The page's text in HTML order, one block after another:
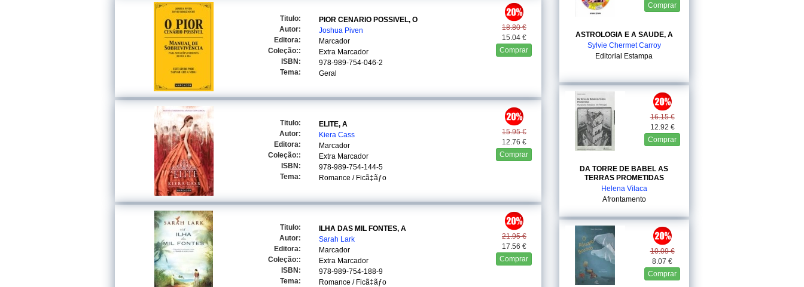
18.80 €
15.04 €
Comprar
Titulo:
PIOR CENARIO POSSIVEL, O
Autor:
Joshua Piven
Editora:
Marcador
Coleção::
Extra Marcador
ISBN:
978-989-754-046-2
Tema:
Geral
15.95 €
12.76 €
Comprar
Titulo:
ELITE, A
Autor:
Kiera Cass
Editora:
Marcador
Coleção::
Extra Marcador
ISBN:
978-989-754-144-5
Tema:
Romance / Ficã‡ãƒo
21.95 €
17.56 €
Comprar
Titulo:
ILHA DAS MIL FONTES, A
Autor:
Sarah Lark
Editora:
Marcador
Coleção::
Extra Marcador
ISBN:
978-989-754-188-9
Tema:
Romance / Ficã‡ãƒo
Comprar
ASTROLOGIA E A SAUDE, A
Sylvie Chermet Carroy
Editorial Estampa
16.15 €
12.92 €
Comprar
DA TORRE DE BABEL AS
TERRAS PROMETIDAS
Helena Vilaca
Afrontamento
10.09 €
8.07 €
Comprar